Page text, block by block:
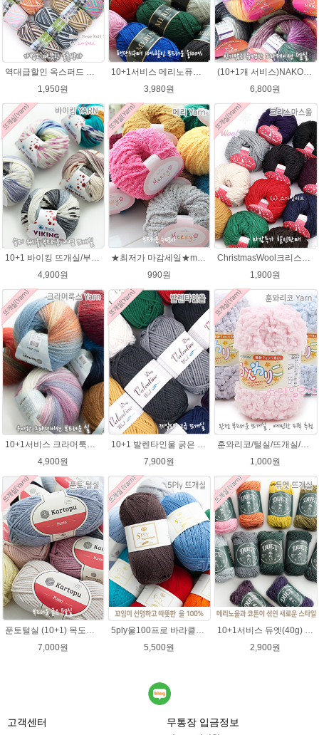
1,950원
3,980원
6,800원
10+1 바이킹 뜨개실/부드러운 나염 아기털실 목도리실 Viking Yarn
4,900원
★최저가 마감세일★merry메리/털실/수면뜨개실/뜨개질실/손뜨개실/목도리털실
990원
ChristmasWool크리스마스울 털실 손뜨개 뜨개질 뜨개실
1,900원
10+1서비스 크라머룩스 털실/부드러운 나염뜨개실 목도리뜨개질 수입 그라데이션털실
4,900원
10+1 발렌타인울 굵은 뜨개실/뜨개질실/손뜨개실/목도리털실/제일모직뜨개실
7,900원
훈와리코/털실/뜨개실/뜨개질실/손뜨개실/목도리털실/뜨게실/뜨게질/손뜨개질실
1,000원
푼토털실 (10+1) 목도리 푼토뜨개실 부드러운실
7,000원
5ply울100프로 바라클라바뜨개질 5플라이 고급뜨개실 90g (울 100%) 제일모직 생산 얇은굵기 순모사
5,500원
10+1서비스 듀엣(40g) 메리노울 혼방사 뜨개실 부드러운 유아실
2,900원
고객센터 무통장 입금정보